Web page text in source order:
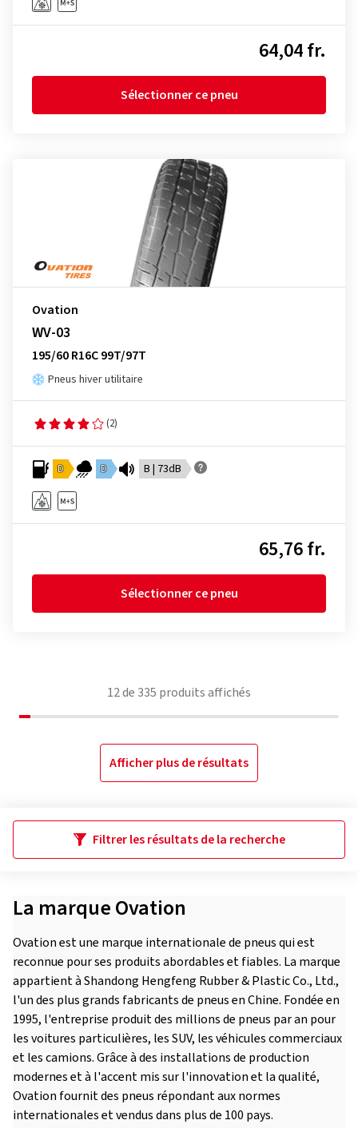
64,04 fr.
Sélectionner ce pneu
Ovation
WV-03
195/60 R16C 99T/97T
Pneus hiver utilitaire
(2)
D D B | 73dB
65,76 fr.
Sélectionner ce pneu
12de 335 produits affichés
Afficher plus de résultats
Filtrer les résultats de la recherche
La marque Ovation
Ovation est une marque internationale de pneus qui est
reconnue pour ses produits abordables et fiables. La marque
appartient à Shandong Hengfeng Rubber & Plastic Co., Ltd.,
l'un des plus grands fabricants de pneus en Chine. Fondée en
1995, l'entreprise produit des millions de pneus par an pour
les voitures particulières, les SUV, les véhicules commerciaux
et les camions. Grâce à des installations de production
modernes et à l'accent mis sur l'innovation et la qualité,
Ovation fournit des pneus répondant aux normes
internationales et vendus dans plus de 100 pays.